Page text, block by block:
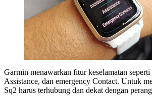
Garmin menawarkan fitur keselamatan
Assistance, dan emergency Contact. Untuk
Sq2 harus terhubung dan dekat dengan